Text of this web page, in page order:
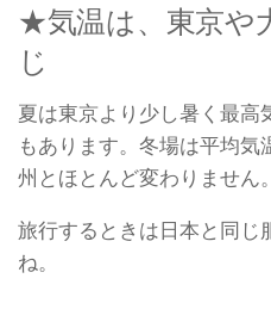
★気温は、東京や
じ
夏は東京より少し暑く最高
もあります。冬場は平均
州とほとんど変わりません。
旅行するときは日本と同じ
ね。